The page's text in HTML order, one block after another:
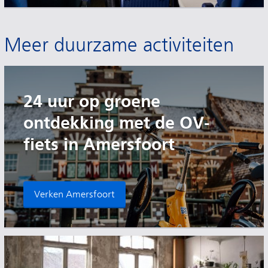
Meer duurzame activiteiten
24 uur op groene
ontdekking met de OV-
fiets in Amersfoort
Verken Amersfoort